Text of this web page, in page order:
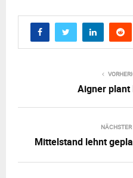
Aigner plant
Mittelstand lehnt